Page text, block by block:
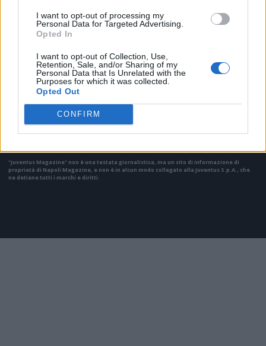
I want to opt-out of processing my
Personal Data for Targeted Advertising.
Opted In
I want to opt-out of Collection, Use,
Retention, Sale, and/or Sharing of my
Personal Data that Is Unrelated with the
Purposes for which it was collected.
Opted Out
CONFIRM
Alcune foto (screenshot) ed articoli presenti su "Juventus Magazine" sono in parte giunti
da internet, in quanto arrivati alla nostra attenzione attraverso regolari comunicati
stampa con immagini e testi allegati ed autorizzati alla pubblicazione, e quindi valutati
"Juventus Magazine" non è una testata giornalistica, ma un sito di informazione di
proprietà di Napoli Magazine, e non è in alcun modo collegato alla Juventus S.p.A., che
ne detiene tutti i marchi e diritti.